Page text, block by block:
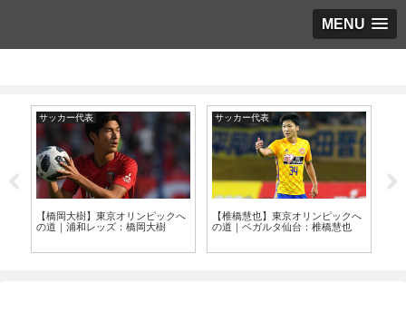
MENU
サッカー代表
【橋岡大樹】東京オリンピックへ
の道｜浦和レッズ：橋岡大樹
サッカー代表
【椎橋慧也】東京オリンピックへ
の道｜ベガルタ仙台：椎橋慧也